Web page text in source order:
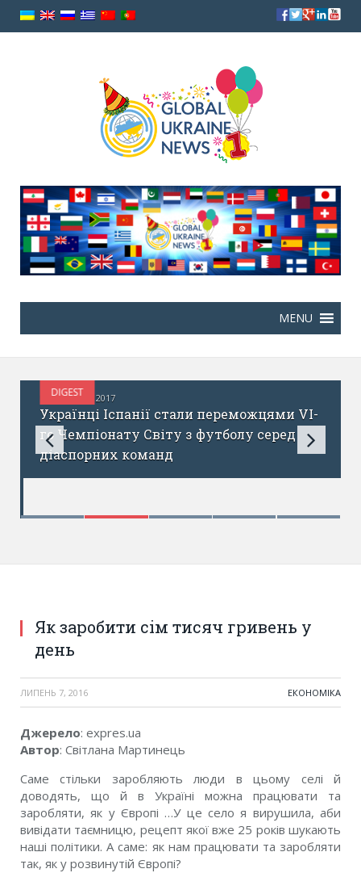
DIGEST
ЧЕРВЕНЬ 29, 2017
Українці Іспанії стали переможцями VI-
го Чемпіонату Світу з футболу серед
діаспорних команд
Як заробити сім тисяч гривень у
день
ЛИПЕНЬ 7, 2016 ЕКОНОМІКА
Джерело: expres.ua
Автор: Світлана Мартинець
Саме стільки заробляють люди в цьому селі й
доводять, що й в Україні можна працювати та
заробляти, як у Європі …У це село я вирушила, аби
вивідати таємницю, рецепт якої вже 25 років шукають
наші політики. А саме: як нам працювати та заробляти
так, як у розвинутій Європі?